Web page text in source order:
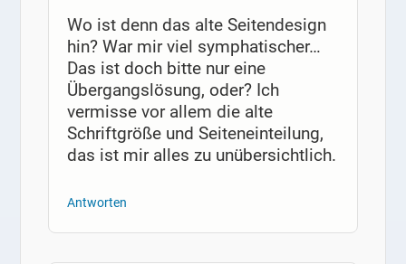
Wo ist denn das alte Seitendesign
hin? War mir viel symphatischer…
Das ist doch bitte nur eine
Übergangslösung, oder? Ich
vermisse vor allem die alte
Schriftgröße und Seiteneinteilung,
das ist mir alles zu unübersichtlich.
Antworten